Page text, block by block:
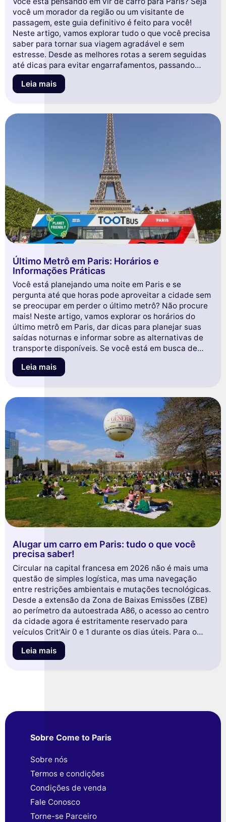
você um morador da região ou um visitante de
passagem, este guia definitivo é feito para você!
Neste artigo, vamos explorar tudo o que você precisa
saber para tornar sua viagem agradável e sem
estresse. Desde as melhores rotas a serem seguidas
até dicas para evitar engarrafamentos, passando
pelas opções de estacionamento e conselhos para
navegar na cidade luz, reunimos todas as
inesquecível. Continue lendo para entender tudo e
aproveitar ao máximo sua aventura parisiense!
Leia mais
Último Metrô em Paris: Horários e
Informações Práticas
Você está planejando uma noite em Paris e se
pergunta até que horas pode aproveitar a cidade sem
se preocupar em perder o último metrô? Não procure
mais! Neste artigo, vamos explorar os horários do
último metrô em Paris, dar dicas para planejar suas
saídas noturnas e informar sobre as alternativas de
transporte disponíveis. Se você está em busca de
uma noite animada ou de um passeio romântico, fique
conosco para não perder nada da magia noturna da
Leia mais
Alugar um carro em Paris: tudo o que você
precisa saber!
Circular na capital francesa em 2026 não é mais uma
questão de simples logística, mas uma navegação
entre restrições ambientais e mutações tecnológicas.
Desde a extensão da Zona de Baixas Emissões (ZBE)
ao perímetro da autoestrada A86, o acesso ao centro
da cidade agora é estritamente reservado para
veículos Crit'Air 0 e 1 durante os dias úteis. Para o
visitante ou residente, o aluguel de carro em Paris,
portanto, se deslocou para um modelo híbrido: se as
Leia mais
Sobre Come to Paris
Sobre nós
Termos e condições
Condições de venda
Fale Conosco
Torne-se Parceiro